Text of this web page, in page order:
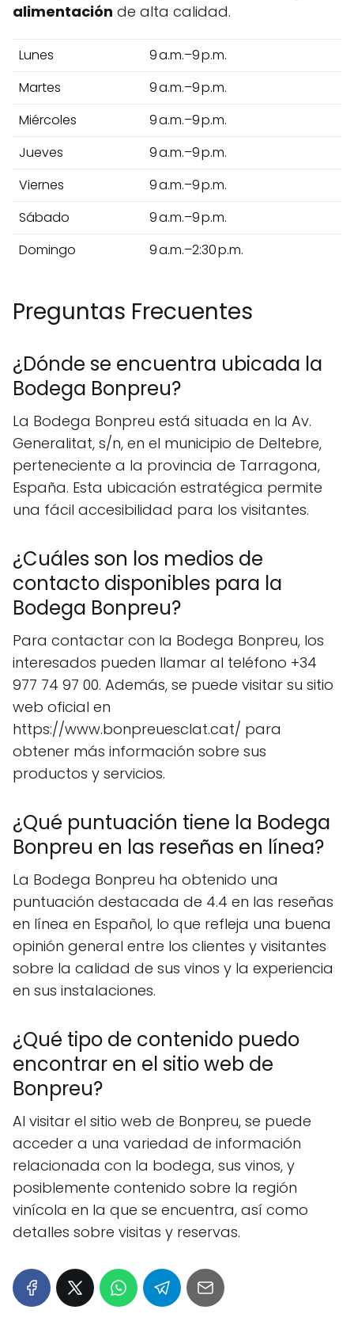
alimentación de alta calidad.
Lunes
9 a.m.–9 p.m.
Martes
9 a.m.–9 p.m.
Miércoles
9 a.m.–9 p.m.
Jueves
9 a.m.–9 p.m.
Viernes
9 a.m.–9 p.m.
Sábado
9 a.m.–9 p.m.
Domingo
9 a.m.–2:30 p.m.
Preguntas Frecuentes
¿Dónde se encuentra ubicada la
Bodega Bonpreu?
La Bodega Bonpreu está situada en la Av.
Generalitat, s/n, en el municipio de Deltebre,
perteneciente a la provincia de Tarragona,
España. Esta ubicación estratégica permite
una fácil accesibilidad para los visitantes.
¿Cuáles son los medios de
contacto disponibles para la
Bodega Bonpreu?
Para contactar con la Bodega Bonpreu, los
interesados pueden llamar al teléfono +34
977 74 97 00. Además, se puede visitar su sitio
web oficial en
https://www.bonpreuesclat.cat/ para
obtener más información sobre sus
productos y servicios.
¿Qué puntuación tiene la Bodega
Bonpreu en las reseñas en línea?
La Bodega Bonpreu ha obtenido una
puntuación destacada de 4.4 en las reseñas
en línea en Español, lo que refleja una buena
opinión general entre los clientes y visitantes
sobre la calidad de sus vinos y la experiencia
en sus instalaciones.
¿Qué tipo de contenido puedo
encontrar en el sitio web de
Bonpreu?
Al visitar el sitio web de Bonpreu, se puede
acceder a una variedad de información
relacionada con la bodega, sus vinos, y
posiblemente contenido sobre la región
vinícola en la que se encuentra, así como
detalles sobre visitas y reservas.